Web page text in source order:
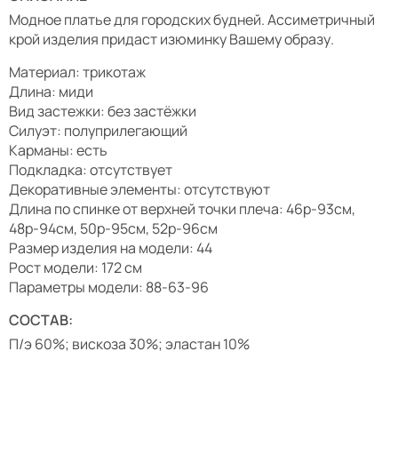
Модное платье для городских будней. Ассиметричный
крой изделия придаст изюминку Вашему образу.
Материал: трикотаж
Длина: миди
Вид застежки: без застёжки
Силуэт: полуприлегающий
Карманы: есть
Подкладка: отсутствует
Декоративные элементы: отсутствуют
Длина по спинке от верхней точки плеча: 46р-93см,
48р-94см, 50р-95см, 52р-96см
Размер изделия на модели: 44
Рост модели: 172 см
Параметры модели: 88-63-96
СОСТАВ:
П/э 60%; вискоза 30%; эластан 10%